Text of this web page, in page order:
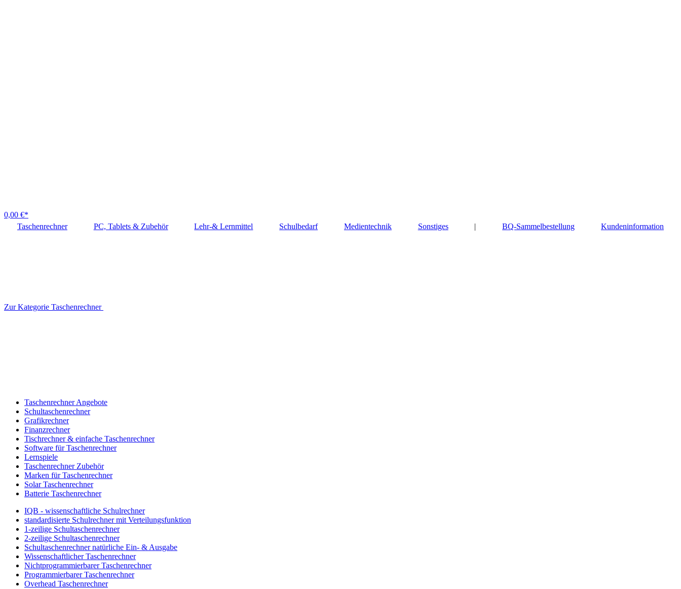
0,00 €*
Taschenrechner
PC, Tablets & Zubehör Lehr-& Lernmittel Schulbedarf Medientechnik Sonstiges | BQ-Sammelbestellung Kundeninformation
Zur Kategorie Taschenrechner
Taschenrechner Angebote
Schultaschenrechner
Grafikrechner
Finanzrechner
Tischrechner & einfache Taschenrechner
Software für Taschenrechner
Lernspiele
Taschenrechner Zubehör
Marken für Taschenrechner
Solar Taschenrechner
Batterie Taschenrechner
IQB - wissenschaftliche Schulrechner
standardisierte Schulrechner mit Verteilungsfunktion
1-zeilige Schultaschenrechner
2-zeilige Schultaschenrechner
Schultaschenrechner natürliche Ein- & Ausgabe
Wissenschaftlicher Taschenrechner
Nichtprogrammierbarer Taschenrechner
Programmierbarer Taschenrechner
Overhead Taschenrechner